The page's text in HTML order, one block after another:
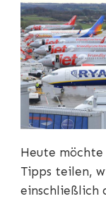
Heute
Tipps teilen,
einschließlich